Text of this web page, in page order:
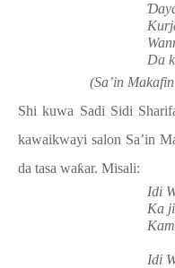
Ɗ
Da
(Sa’in
Shi kuwa Sadi Sidi
kawaikwayi salon Sa’in
da tasa waƙar. Misali:
Idi
Ka
Idi